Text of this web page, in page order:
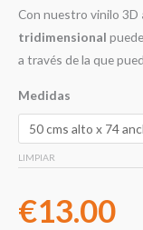
Con nuestro vinilo 3D
tridimensional
a través de la que
Medidas
LIMPIAR
€13.00